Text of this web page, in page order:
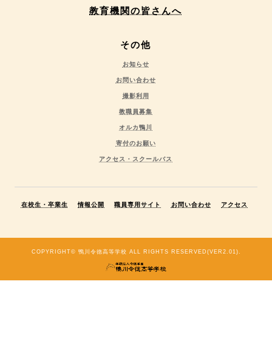
教育機関の皆さんへ
その他
お知らせ
お問い合わせ
撮影利用
教職員募集
オルカ鴨川
寄付のお願い
アクセス・スクールバス
在校生・卒業生 情報公開 職員専用サイト お問い合わせ アクセス
COPYRIGHT© 鴨川令徳高等学校 ALL RIGHTS RESERVED(VER2.01).